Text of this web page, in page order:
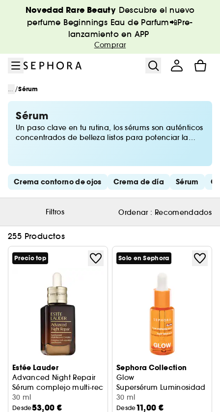
Novedad Rare Beauty Descubre el nuevo
perfume Beginnings Eau de Parfum📲Pre-
lanzamiento en APP
Comprar
... /Sérum
Sérum
Un paso clave en tu rutina, los sérums son auténticos
concentrados de belleza listos para potenciar la
esencias para cualquier problemática: hidratantes,
antiacné, antiedad, renovadores, reparadores o
perfeccionadores. ¡Un mundo de posibilidades para
tu rostro!
Saltar los enlaces rápidos
Crema contorno de ojos Crema de día Sérum
Filtros Ordenar : Recomendados
255 Productos
Precio top
Estée Lauder
Advanced Night Repair
Sérum complejo multi-recuperación sincronizado
30 ml
Desde53,00 €
Solo en Sephora
Sephora Collection
Glow
Supersérum Luminosidad
30 ml
Desde11,00 €